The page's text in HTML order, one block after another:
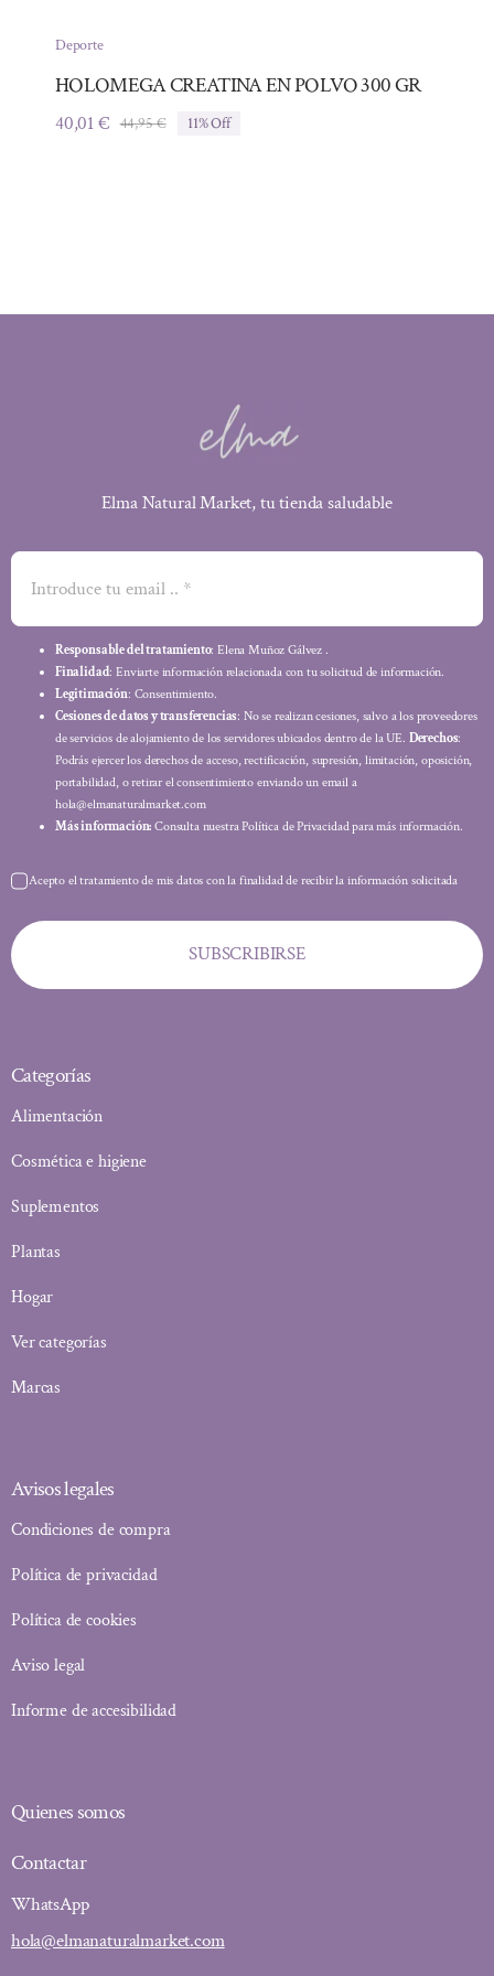
Deporte
HOLOMEGA CREATINA EN POLVO 300 GR
44,95€El
40,01€
El
11% Off
Elma Natural Market, tu tienda saludable
Responsable del tratamiento: Elena Muñoz Gálvez .
Finalidad: Enviarte información relacionada con tu solicitud de información.
Legitimación: Consentimiento.
Cesiones de datos y transferencias: No se realizan cesiones, salvo a los proveedores
de servicios de alojamiento de los servidores ubicados dentro de la UE. Derechos:
Podrás ejercer los derechos de acceso, rectificación, supresión, limitación, oposición,
portabilidad, o retirar el consentimiento enviando un email a
hola@elmanaturalmarket.com
Más información: Consulta nuestra Política de Privacidad para más información.
Acepto el tratamiento de mis datos con la finalidad de recibir la información solicitada
SUBSCRIBIRSE
Categorías
Alimentación
Cosmética e higiene
Suplementos
Plantas
Hogar
Ver categorías
Marcas
Avisos legales
Condiciones de compra
Política de privacidad
Política de cookies
Aviso legal
Informe de accesibilidad
Quienes somos
Contactar
WhatsApp
hola@elmanaturalmarket.com